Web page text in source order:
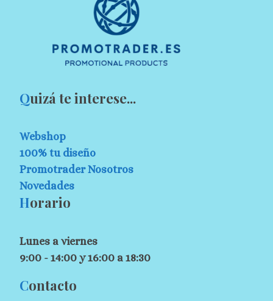
Quizá te interese...
Webshop
100% tu diseño
Promotrader Nosotros
Novedades
Horario
Lunes a viernes
9:00 - 14:00 y 16:00 a 18:30
Contacto